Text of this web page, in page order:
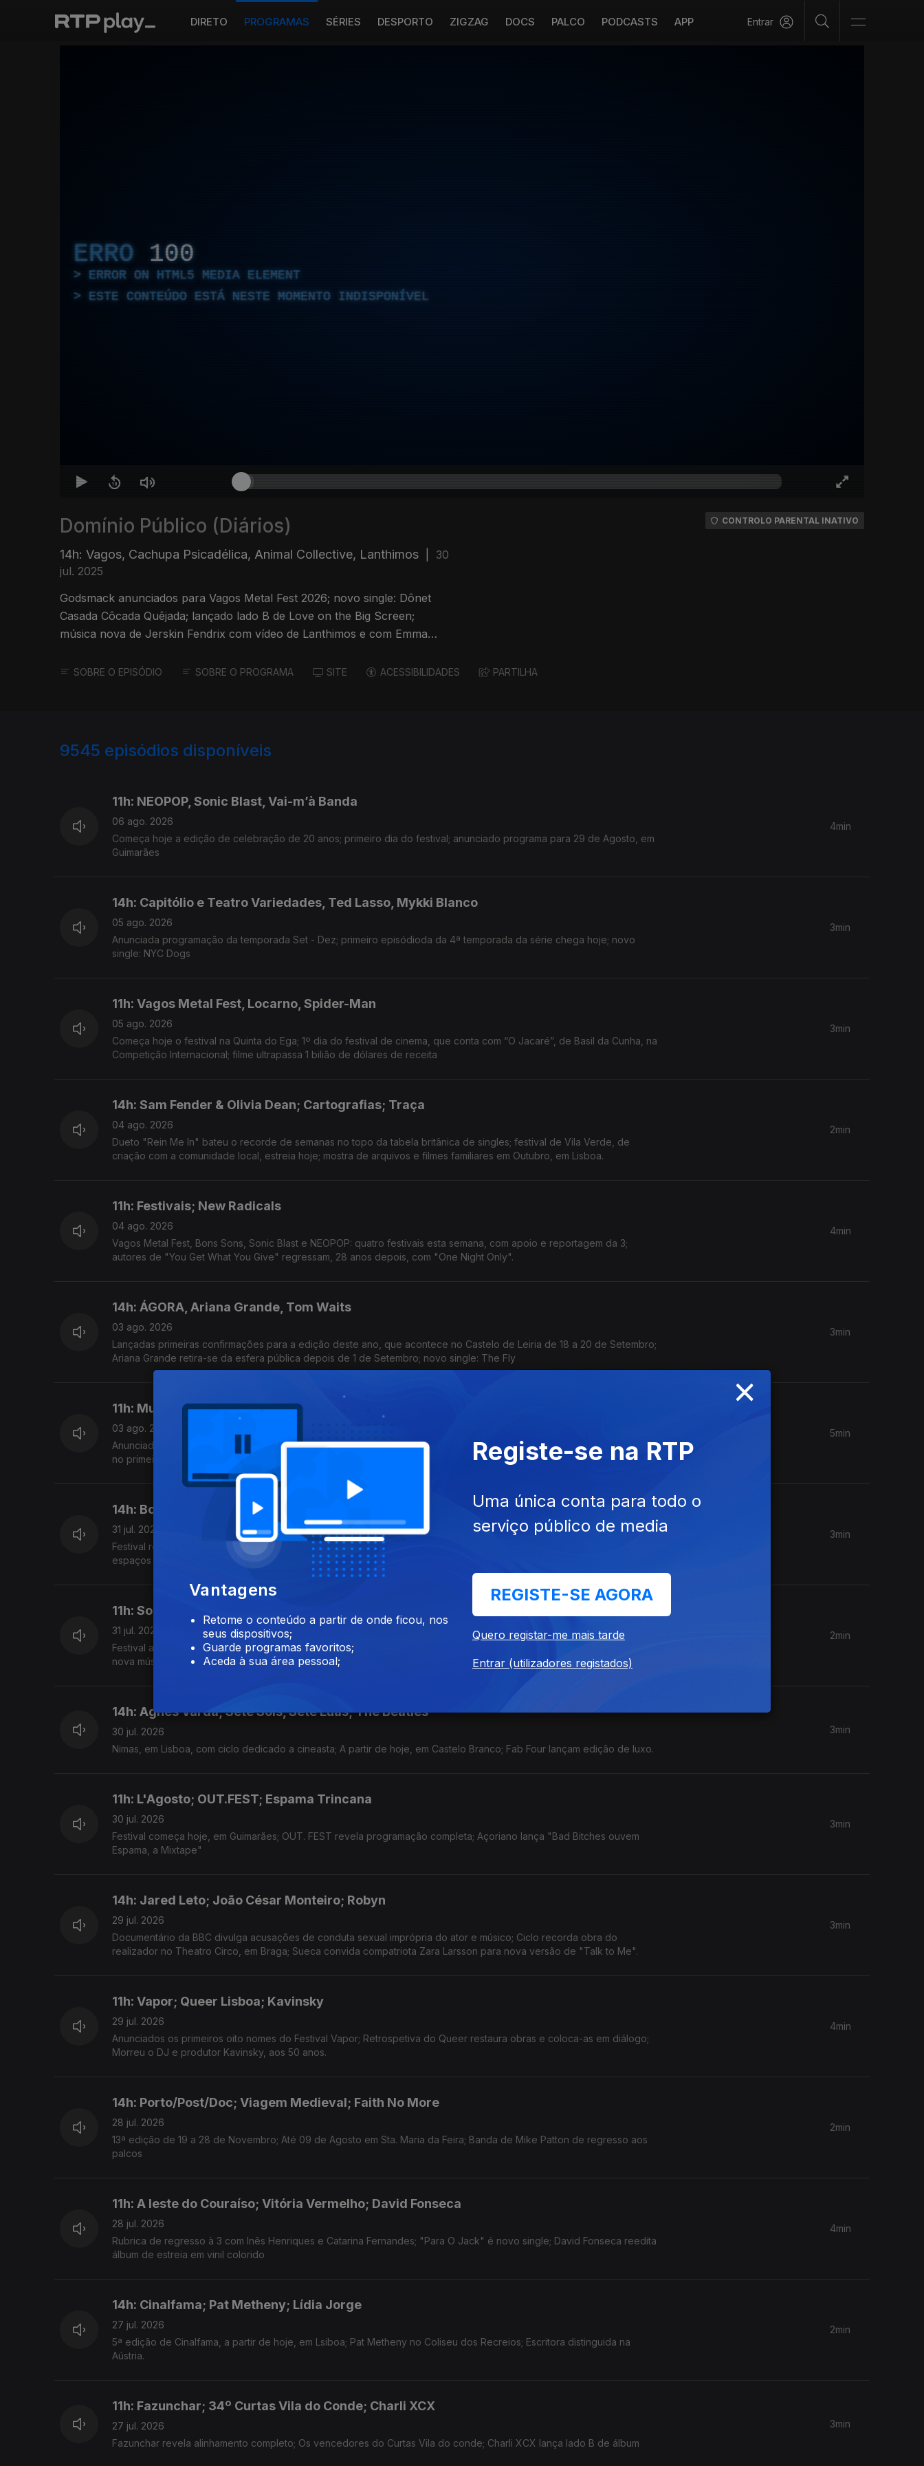
DIRETO PROGRAMAS SÉRIES DESPORTO ZIGZAG DOCS PALCO PODCASTS APP Entrar
ERRO 100
ERROR ON HTML5 MEDIA ELEMENT
ESTE CONTEÚDO ESTÁ NESTE MOMENTO INDISPONÍVEL
Domínio Público (Diários)
14h: Vagos, Cachupa Psicadélica, Animal Collective, Lanthimos
30
jul. 2025
Godsmack anunciados para Vagos Metal Fest 2026; novo single: Dônet
Casada Côcada Quêjada; lançado lado B de Love on the Big Screen;
música nova de Jerskin Fendrix com vídeo de Lanthimos e com Emma
CONTROLO PARENTAL INATIVO
SOBRE O EPISÓDIO SOBRE O PROGRAMA SITE ACESSIBILIDADES PARTILHA
9545 episódios disponíveis
11h: NEOPOP, Sonic Blast, Vai-m’à Banda
06 ago. 2026
Começa hoje a edição de celebração de 20 anos; primeiro dia do festival; anunciado programa para 29 de Agosto, em
Guimarães
4min
14h: Capitólio e Teatro Variedades, Ted Lasso, Mykki Blanco
05 ago. 2026
Anunciada programação da temporada Set - Dez; primeiro episódioda da 4ª temporada da série chega hoje; novo
single: NYC Dogs
3min
11h: Vagos Metal Fest, Locarno, Spider-Man
05 ago. 2026
Começa hoje o festival na Quinta do Ega; 1º dia do festival de cinema, que conta com “O Jacaré”, de Basil da Cunha, na
Competição Internacional; filme ultrapassa 1 bilião de dólares de receita
3min
14h: Sam Fender & Olivia Dean; Cartografias; Traça
04 ago. 2026
Dueto "Rein Me In" bateu o recorde de semanas no topo da tabela britânica de singles; festival de Vila Verde, de
criação com a comunidade local, estreia hoje; mostra de arquivos e filmes familiares em Outubro, em Lisboa.
2min
11h: Festivais; New Radicals
04 ago. 2026
Vagos Metal Fest, Bons Sons, Sonic Blast e NEOPOP: quatro festivais esta semana, com apoio e reportagem da 3;
autores de "You Get What You Give" regressam, 28 anos depois, com "One Night Only".
4min
14h: ÁGORA, Ariana Grande, Tom Waits
03 ago. 2026
Lançadas primeiras confirmações para a edição deste ano, que acontece no Castelo de Leiria de 18 a 20 de Setembro;
Ariana Grande retira-se da esfera pública depois de 1 de Setembro; novo single: The Fly
3min
11h: Mucho Flow, Ocupar a Velga, Spider Man e A Odisseia
03 ago. 2026
Anunciadas 8 novas confirmações; começa hoje o festival na Aldeia de Valezim; Spider Man faz 927 milhões de dólares
no primeiro fim-de-semana e a Odisseia conta já com 911 milhões em 3 semanas
5min
14h: Boil Fest; Bairros Iminente; Cinema Fora do Sítio
31 jul. 2026
Festival revela programação completa; Projeto está de regresso este verão; Ciclo durante o mês de Agosto, nos
espaços públicos do Porto.
3min
11h: Sons na Areia; Ana Frango Eléctrico; Cardi B
31 jul. 2026
Festival acontece, hoje e amanhã, na Lourinhã; concerto, hoje, no Morro Sonoro, em Vila Nova de Gaia; "Ah Ha" é a
nova música de Cardi B.
2min
14h: Agnès Varda; Sete Sóis, Sete Luas; The Beatles
30 jul. 2026
Nimas, em Lisboa, com ciclo dedicado a cineasta; A partir de hoje, em Castelo Branco; Fab Four lançam edição de luxo.
3min
11h: L'Agosto; OUT.FEST; Espama Trincana
30 jul. 2026
Festival começa hoje, em Guimarães; OUT. FEST revela programação completa; Açoriano lança "Bad Bitches ouvem
Espama, a Mixtape"
3min
14h: Jared Leto; João César Monteiro; Robyn
29 jul. 2026
Documentário da BBC divulga acusações de conduta sexual imprópria do ator e músico; Ciclo recorda obra do
realizador no Theatro Circo, em Braga; Sueca convida compatriota Zara Larsson para nova versão de "Talk to Me".
3min
11h: Vapor; Queer Lisboa; Kavinsky
29 jul. 2026
Anunciados os primeiros oito nomes do Festival Vapor; Retrospetiva do Queer restaura obras e coloca-as em diálogo;
Morreu o DJ e produtor Kavinsky, aos 50 anos.
4min
14h: Porto/Post/Doc; Viagem Medieval; Faith No More
28 jul. 2026
13ª edição de 19 a 28 de Novembro; Até 09 de Agosto em Sta. Maria da Feira; Banda de Mike Patton de regresso aos
palcos
2min
11h: A leste do Couraíso; Vitória Vermelho; David Fonseca
28 jul. 2026
Rubrica de regresso à 3 com Inês Henriques e Catarina Fernandes; "Para O Jack" é novo single; David Fonseca reedita
álbum de estreia em vinil colorido
4min
14h: Cinalfama; Pat Metheny; Lídia Jorge
27 jul. 2026
5ª edição de Cinalfama, a partir de hoje, em Lsiboa; Pat Metheny no Coliseu dos Recreios; Escritora distinguida na
Aústria.
2min
11h: Fazunchar; 34º Curtas Vila do Conde; Charli XCX
27 jul. 2026
Fazunchar revela alinhamento completo; Os vencedores do Curtas Vila do conde; Charli XCX lança lado B de álbum
3min
×
Vantagens
Retome o conteúdo a partir de onde ficou, nos
seus dispositivos;
Guarde programas favoritos;
Aceda à sua área pessoal;
Registe-se na RTP
Uma única conta para todo o
serviço público de media
REGISTE-SE AGORA
Quero registar-me mais tarde
Entrar (utilizadores registados)